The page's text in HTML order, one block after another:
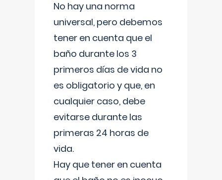
No hay una norma
universal, pero debemos
tener en cuenta que el
baño durante los 3
primeros días de vida no
es obligatorio y que, en
cualquier caso, debe
evitarse durante las
primeras 24 horas de
vida.
Hay que tener en cuenta